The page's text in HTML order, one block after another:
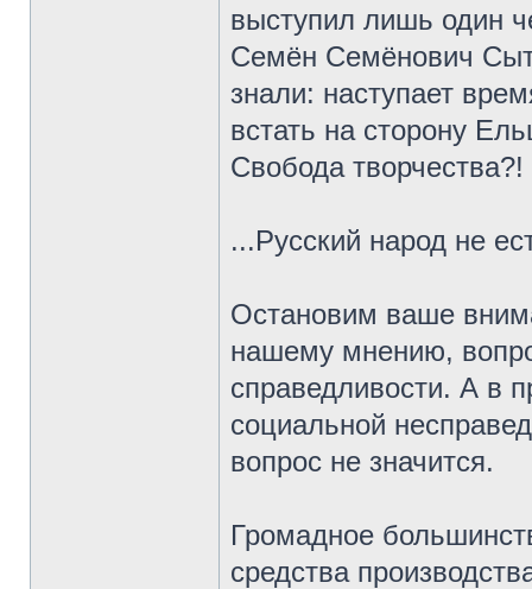
выступил лишь один
Семён Семёнович
знали: наступает
встать на сторону
Свобода творчества?!
...Русский народ не
Остановим ваше
нашему мнению,
справедливости. А в
социальной
вопрос не значится.
Громадное
средства